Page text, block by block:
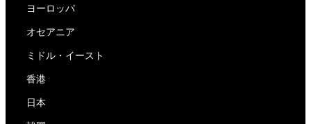
ヨーロッパ
オセアニア
ミドル・イースト
香港
日本